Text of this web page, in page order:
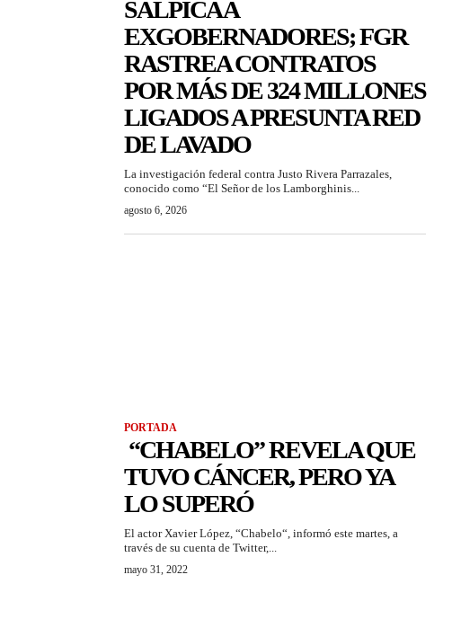
SALPICA A
EXGOBERNADORES; FGR
RASTREA CONTRATOS
POR MÁS DE 324 MILLONES
LIGADOS A PRESUNTA RED
DE LAVADO
La investigación federal contra Justo Rivera Parrazales,
conocido como “El Señor de los Lamborghinis...
agosto 6, 2026
PORTADA
“CHABELO” REVELA QUE
TUVO CÁNCER, PERO YA
LO SUPERÓ
El actor Xavier López, “Chabelo“, informó este martes, a
través de su cuenta de Twitter,...
mayo 31, 2022